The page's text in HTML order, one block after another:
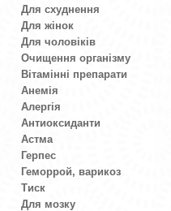
Для схуднення
Для жінок
Для чоловіків
Очищення організму
Вітамінні препарати
Анемія
Алергія
Антиоксиданти
Астма
Герпес
Геморрой, варикоз
Тиск
Для мозку